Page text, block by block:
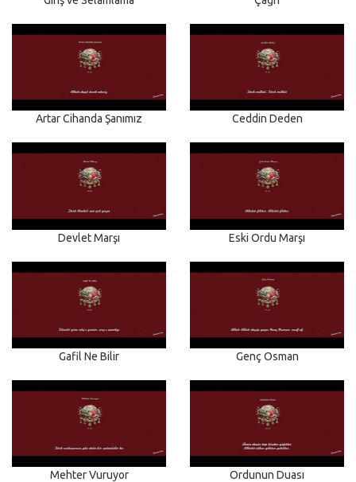
Artar Cihanda Şanımız Ceddin Deden
Devlet Marşı Eski Ordu Marşı
Gafil Ne Bilir Genç Osman
Mehter Vuruyor Ordunun Duası